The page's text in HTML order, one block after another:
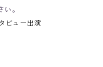
い。
ビュー出演